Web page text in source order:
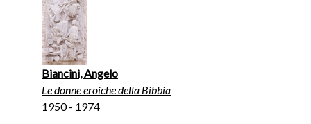
Biancini, Angelo
Le donne eroiche della Bibbia
1950 - 1974